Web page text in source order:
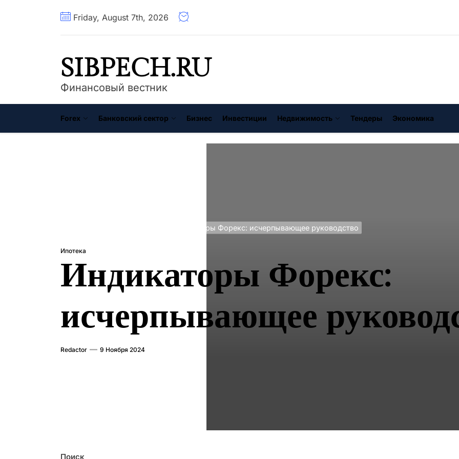
Friday, August 7th, 2026
SIBPECH.RU
Финансовый вестник
Forex Банковский сектор Бизнес Инвестиции Недвижимость Тендеры Экономика
Индикаторы Форекс: исчерпывающее руководство
Ипотека
Индикаторы Форекс:
исчерпывающее
Redactor 9 Ноября 2024
Поиск